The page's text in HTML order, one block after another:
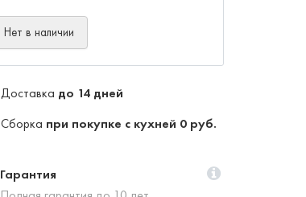
Нет в наличии
Доставка до 14 дней
Сборка при покупке с кухней 0 руб.
Гарантия